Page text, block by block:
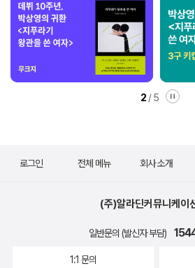
렬한 성취로 남는다.
2 /5
로그인 전체 메뉴 회사 소개
(주)알라딘커뮤니케이
일반문의 (발신자 부담)
1:1 문의